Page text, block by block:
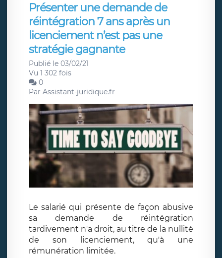
Présenter une demande de
réintégration 7 ans après un
licenciement n’est pas une
stratégie gagnante
Publié le 03/02/21
Vu 1 302 fois
0
Par Assistant-juridique.fr
Le salarié qui présente de façon abusive
sa demande de réintégration
tardivement n'a droit, au titre de la nullité
de son licenciement, qu'à une
rémunération limitée.